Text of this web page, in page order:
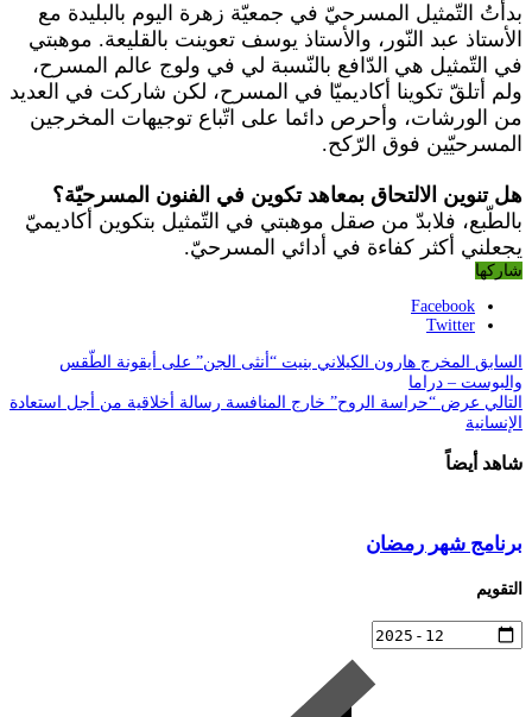
بدأتُ التّمثيل المسرحيّ في جمعيّة زهرة اليوم بالبليدة مع
الأستاذ عبد النّور، والأستاذ يوسف تعوينت بالقليعة. موهبتي
في التّمثيل هي الدّافع بالنّسبة لي في ولوج عالم المسرح،
ولم أتلقّ تكوينا أكاديميّا في المسرح، لكن شاركت في العديد
من الورشات، وأحرص دائما على اتّباع توجيهات المخرجين
المسرحيّين فوق الرّكح.
هل تنوين الالتحاق بمعاهد تكوين في الفنون المسرحيّة؟
بالطّبع، فلابدّ من صقل موهبتي في التّمثيل بتكوين أكاديميّ
يجعلني أكثر كفاءة في أدائي المسرحيّ.
شاركها
Facebook
Twitter
السابق المخرج هارون الكيلاني بنيت “أنثى الجن” على أيقونة الطّقس
والبوست – دراما
التالي عرض “حراسة الروح” خارج المنافسة رسالة أخلاقية من أجل استعادة
الإنسانية
شاهد أيضاً
برنامج شهر رمضان
التقويم